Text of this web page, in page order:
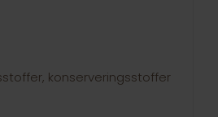
konserveringsstoffer